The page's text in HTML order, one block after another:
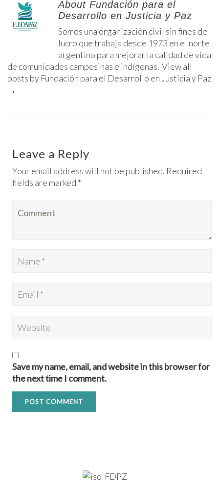
About Fundación para el
Desarrollo en Justicia y Paz
Somos una organización civil sin fines de
lucro que trabaja desde 1973 en el norte
argentino para mejorar la calidad de vida
de comunidades campesinas e indígenas. View all
posts by Fundación para el Desarrollo en Justicia y Paz
→
Leave a Reply
Your email address will not be published. Required
fields are marked *
Save my name, email, and website in this browser for
the next time I comment.